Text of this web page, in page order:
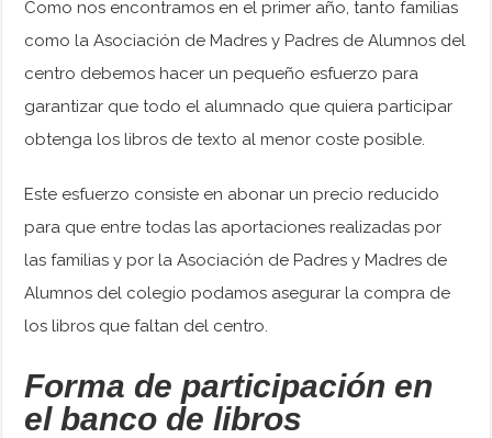
Como nos encontramos en el primer año, tanto familias
como la Asociación de Madres y Padres de Alumnos del
centro debemos hacer un pequeño esfuerzo para
garantizar que todo el alumnado que quiera participar
obtenga los libros de texto al menor coste posible.
Este esfuerzo consiste en abonar un precio reducido
para que entre todas las aportaciones realizadas por
las familias y por la Asociación de Padres y Madres de
Alumnos del colegio podamos asegurar la compra de
los libros que faltan del centro.
Forma de participación en
el banco de libros